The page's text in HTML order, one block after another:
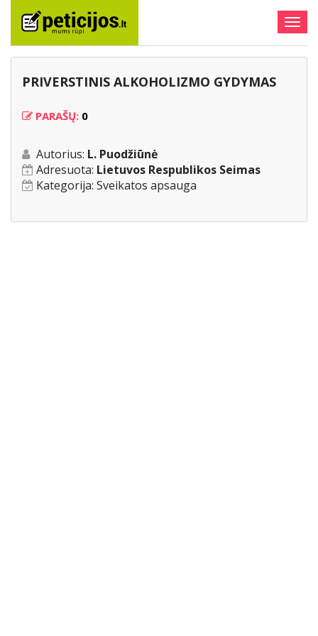
PRIVERSTINIS ALKOHOLIZMO GYDYMAS
PARAŠŲ: 0
Autorius: L. Puodžiūnė
Adresuota: Lietuvos Respublikos Seimas
Kategorija: Sveikatos apsauga